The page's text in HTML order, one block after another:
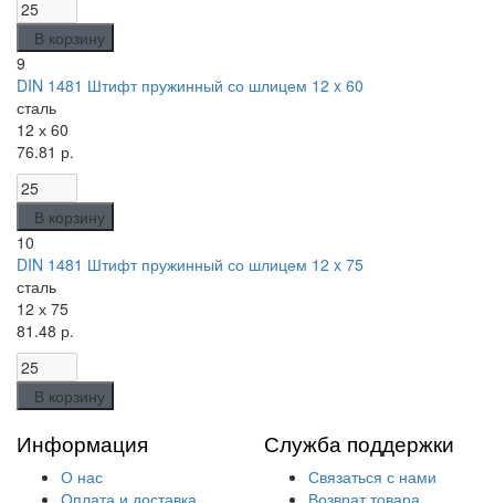
В корзину
9
DIN 1481 Штифт пружинный со шлицем 12 x 60
сталь
12 х 60
76.81 р.
В корзину
10
DIN 1481 Штифт пружинный со шлицем 12 x 75
сталь
12 х 75
81.48 р.
В корзину
Информация
О нас
Оплата и доставка
Служба поддержки
Связаться с нами
Возврат товара